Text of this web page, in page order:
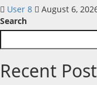
User 8
August 6,
Search
Recent